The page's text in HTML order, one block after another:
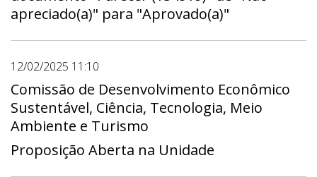
apreciado(a)" para "Aprovado(a)"
12/02/2025 11:10
Comissão de Desenvolvimento Econômico
Sustentável, Ciência, Tecnologia, Meio
Ambiente e Turismo
Proposição Aberta na Unidade